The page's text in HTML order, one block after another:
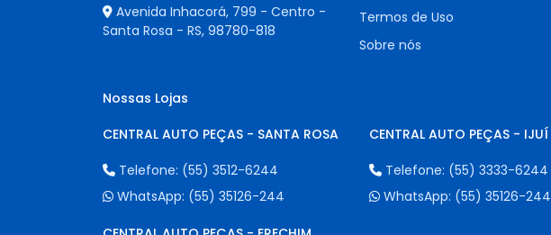
Avenida Inhacorá, 799 - Centro -
Santa Rosa - RS, 98780-818
Termos de Uso
Sobre nós
Nossas Lojas
CENTRAL AUTO PEÇAS - SANTA ROSA
Telefone: (55) 3512-6244
WhatsApp: (55) 35126-244
CENTRAL AUTO PEÇAS - IJUÍ
Telefone: (55) 3333-6244
WhatsApp: (55) 35126-244